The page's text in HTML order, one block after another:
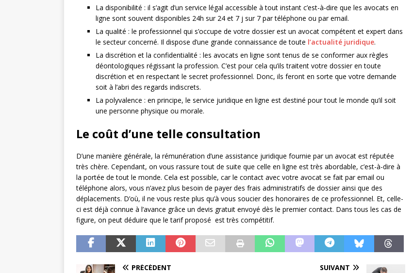
La disponibilité : il s’agit d’un service légal accessible à tout instant c’est-à-dire que les avocats en
ligne sont souvent disponibles 24h sur 24 et 7 j sur 7 par téléphone ou par email.
La qualité : le professionnel qui s’occupe de votre dossier est un avocat compétent et expert dans
le secteur concerné. Il dispose d’une grande connaissance de toute l’actualité juridique.
La discrétion et la confidentialité : les avocats en ligne sont tenus de se conformer aux règles
déontologiques régissant la profession. C’est pour cela qu’ils traitent votre dossier en toute
discrétion et en respectant le secret professionnel. Donc, ils feront en sorte que votre demande
soit à l’abri des regards indiscrets.
La polyvalence : en principe, le service juridique en ligne est destiné pour tout le monde qu’il soit
une personne physique ou morale.
Le coût d’une telle consultation
D’une manière générale, la rémunération d’une assistance juridique fournie par un avocat est réputée
très chère. Cependant, on vous rassure tout de suite que celle en ligne est très abordable, c’est-à-dire à
la portée de tout le monde. Cela est possible, car le contact avec votre avocat se fait par email ou
téléphone alors, vous n’avez plus besoin de payer des frais administratifs de dossier ainsi que des
déplacements. D’où, il ne vous reste plus qu’à vous soucier des honoraires de ce professionnel. Et, celle-
ci est déjà connue à l’avance grâce un devis gratuit envoyé dès le premier contact. Dans tous les cas de
figure, on peut déduire que le tarif proposé est très compétitif.
PRÉCÉDENT SUIVANT